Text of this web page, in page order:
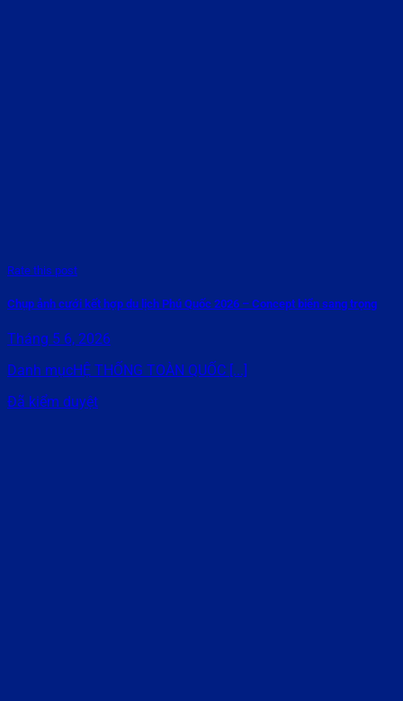
Rate this post
Chụp ảnh cưới kết hợp du lịch Phú Quốc 2026 – Concept biển sang trọng
Tháng 5 6, 2026
Danh mụcHỆ THỐNG TOÀN QUỐC [...]
Đã kiểm duyệt